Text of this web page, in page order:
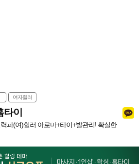
여자힐러
이
파(여)힐러 아로마+타이+발관리! 확실한